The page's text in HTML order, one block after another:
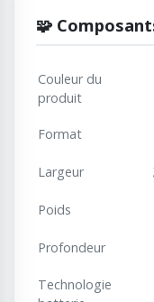
🧩
Couleur du
produit
Format
Largeur
Poids
Profondeur
Technologie